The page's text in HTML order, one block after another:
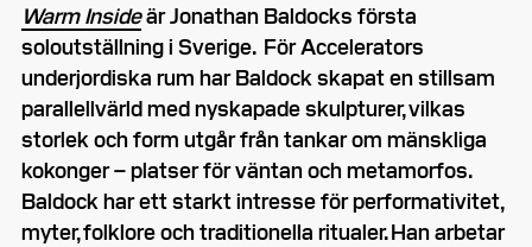
Warm Insideär Jonathan Baldocks första
soloutställning i Sverige. För Accelerators
underjordiska rum har Baldock skapat en stillsam
parallellvärld med nyskapade skulpturer, vilkas
storlek och form utgår från tankar om mänskliga
kokonger – platser för väntan och metamorfos.
Baldock har ett starkt intresse för performativitet,
myter, folklore och traditionella ritualer. Han arbetar